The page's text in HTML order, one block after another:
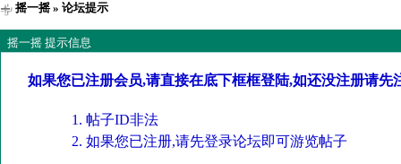
摇一摇» 论坛提示
摇一摇 提示信息
如果您已注册会员,请直接在底下框框登陆,如还没注册请先
帖子ID非法
如果您已注册,请先登录论坛即可游览帖子